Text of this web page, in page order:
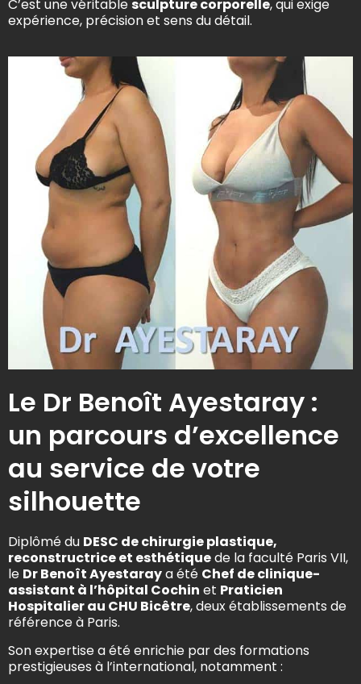
C’est une véritablesculpture corporelle, qui exige
expérience, précision et sens du détail.
Le Dr Benoît Ayestaray :
un parcours d’excellence
au service de votre
silhouette
Diplômé du DESC de chirurgie plastique,
reconstructrice et esthétiquede la faculté Paris VII,
le Dr Benoît Ayestaraya été Chef de clinique-
assistant à l’hôpital Cochin et Praticien
Hospitalier au CHU Bicêtre, deux établissements de
référence à Paris.
Son expertise a été enrichie par des formations
prestigieuses à l’international, notamment :